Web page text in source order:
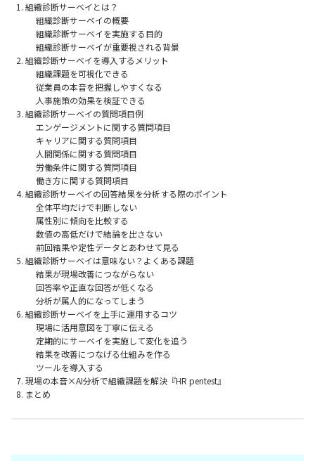
組織診断サーベイとは？
組織診断サーベイの概要
組織診断サーベイを実施する目的
組織診断サーベイが重要視される背景
組織診断サーベイを導入するメリット
組織課題を可視化できる
従業員の本音を把握しやすくなる
人事施策の効果を検証できる
組織診断サーベイの質問項目例
エンゲージメントに関する質問項目
キャリアに関する質問項目
人間関係に関する質問項目
労働条件に関する質問項目
働き方に関する質問項目
組織診断サーベイの回答結果を分析する際のポイント
全体平均だけで判断しない
属性別に傾向を比較する
数値の高低だけで結論を出さない
前回結果や定性データとあわせて見る
組織診断サーベイは意味ない？よくある課題
結果が現場改善につながらない
回答率や正直な回答が低くなる
分析が属人的になってしまう
組織診断サーベイを上手に運用するコツ
現場に活用意図を丁寧に伝える
定期的にサーベイを実施して変化を追う
結果を改善につなげる仕組みを作る
ツールを導入する
現場の本音×AI分析で組織課題を解決『HR pentest』
まとめ